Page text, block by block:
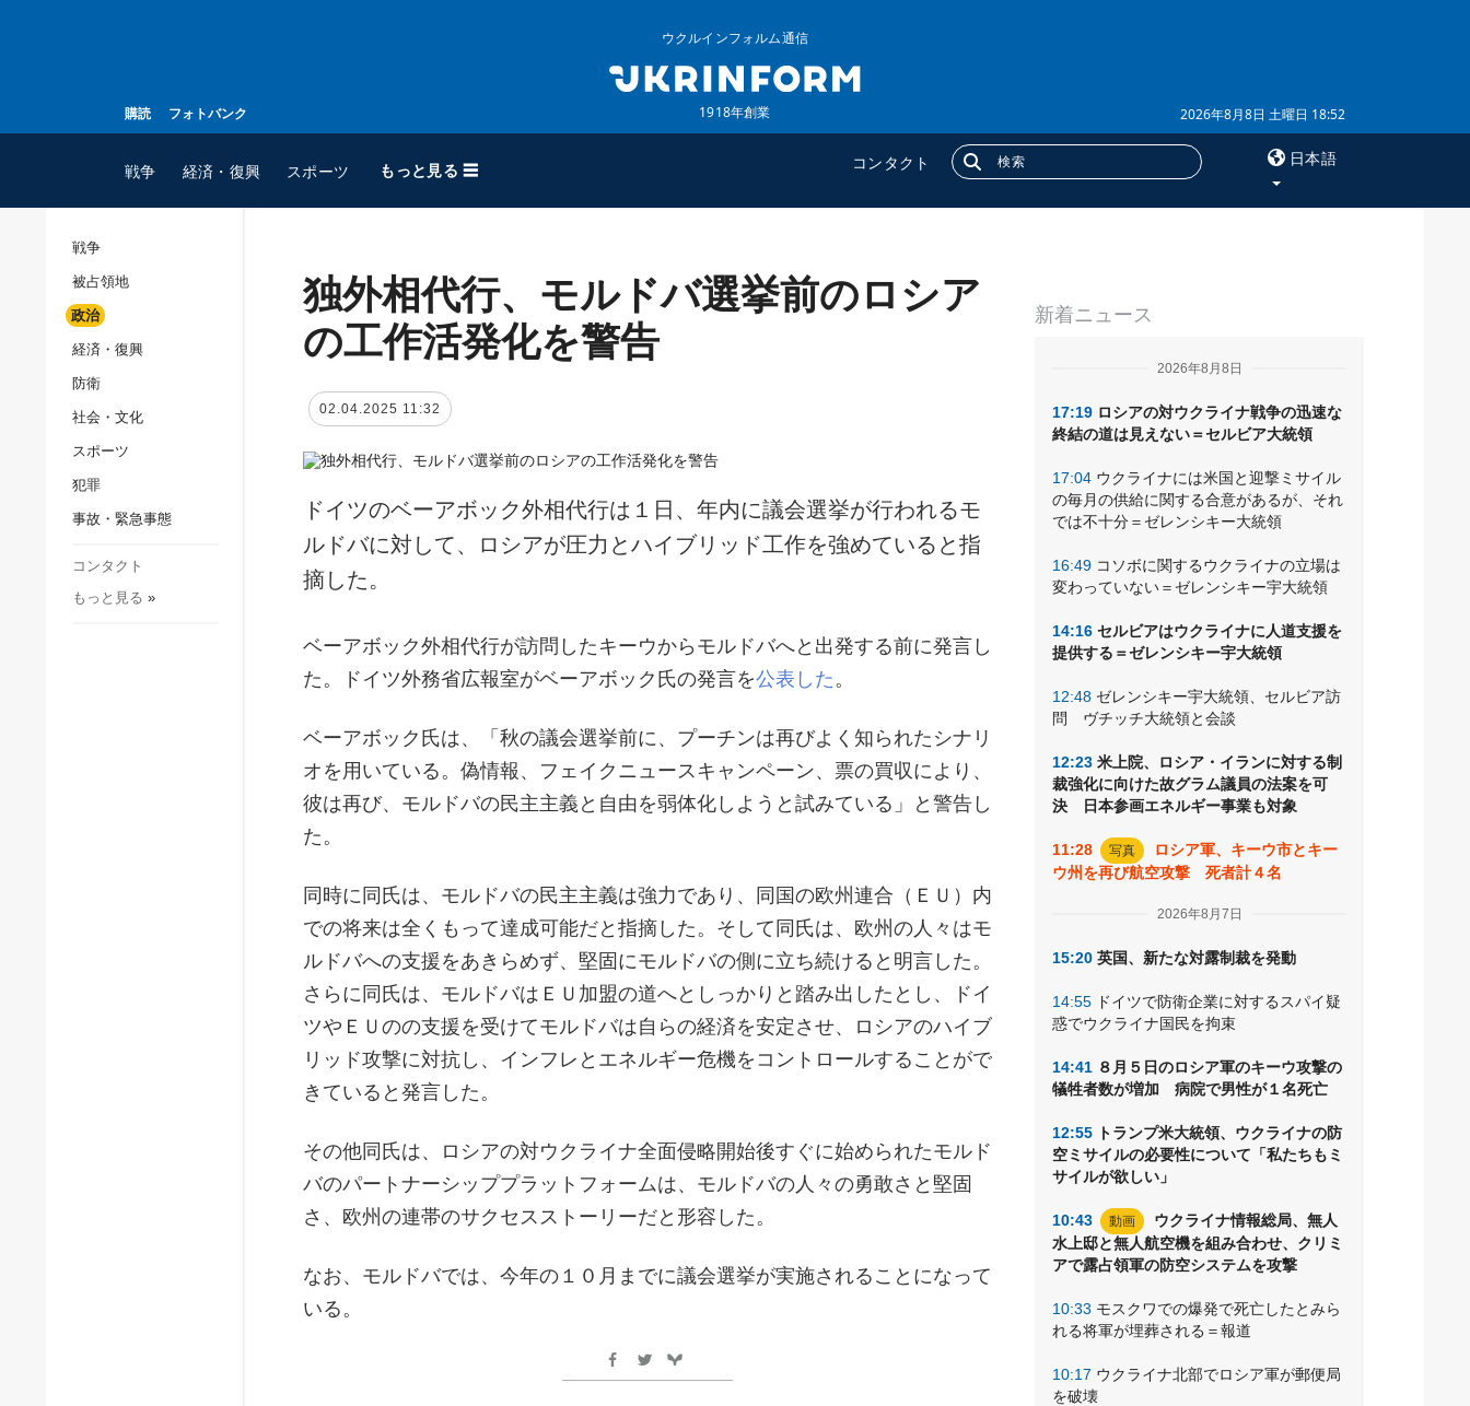
購読 フォトバンク
ウクルインフォルム通信
1918年創業 2026年8月8日 土曜日 18:52
戦争 経済・復興 スポーツ もっと見る ☰ コンタクト 日本語
スポーツ
ウクルインフォルム
ウクルインフォルムについ
て
追加
特集
購読
戦争
被占領地
政治
経済・復興
防衛
社会・文化
スポーツ
犯罪
事故・緊急事態
コンタクト
もっと見る »
新着ニュース
2026年8月8日
17:19 ロシアの対ウクライナ戦争の迅速な
終結の道は見えない＝セルビア大統領
17:04 ウクライナには米国と迎撃ミサイル
の毎月の供給に関する合意があるが、それ
では不十分＝ゼレンシキー大統領
16:49 コソボに関するウクライナの立場は
変わっていない＝ゼレンシキー宇大統領
14:16 セルビアはウクライナに人道支援を
提供する＝ゼレンシキー宇大統領
12:48 ゼレンシキー宇大統領、セルビア訪
問 ヴチッチ大統領と会談
12:23 米上院、ロシア・イランに対する制
裁強化に向けた故グラム議員の法案を可
決 日本参画エネルギー事業も対象
11:28 写真
ロシア軍、キーウ市とキー
ウ州を再び航空攻撃 死者計４名
2026年8月7日
15:20 英国、新たな対露制裁を発動
14:55 ドイツで防衛企業に対するスパイ疑
惑でウクライナ国民を拘束
14:41 ８月５日のロシア軍のキーウ攻撃の
犠牲者数が増加 病院で男性が１名死亡
12:55 トランプ米大統領、ウクライナの防
空ミサイルの必要性について「私たちもミ
サイルが欲しい」
10:43 動画
ウクライナ情報総局、無人
水上邸と無人航空機を組み合わせ、クリミ
アで露占領軍の防空システムを攻撃
10:33 モスクワでの爆発で死亡したとみら
れる将軍が埋葬される＝報道
10:17 ウクライナ北部でロシア軍が郵便局
を破壊
独外相代行、モルドバ選挙前のロシア
の工作活発化を警告
02.04.2025 11:32
ドイツのベーアボック外相代行は１日、年内に議会選挙が行われるモ
ルドバに対して、ロシアが圧力とハイブリッド工作を強めていると指
摘した。
ベーアボック外相代行が訪問したキーウからモルドバへと出発する前に発言し
た。ドイツ外務省広報室がベーアボック氏の発言を公表した 。
ベーアボック氏は、「秋の議会選挙前に、プーチンは再びよく知られたシナリ
オを用いている。偽情報、フェイクニュースキャンペーン、票の買収により、
彼は再び、モルドバの民主主義と自由を弱体化しようと試みている」と警告し
た。
同時に同氏は、モルドバの民主主義は強力であり、同国の欧州連合（ＥＵ）内
での将来は全くもって達成可能だと指摘した。そして同氏は、欧州の人々はモ
ルドバへの支援をあきらめず、堅固にモルドバの側に立ち続けると明言した。
さらに同氏は、モルドバはＥＵ加盟の道へとしっかりと踏み出したとし、ドイ
ツやＥＵのの支援を受けてモルドバは自らの経済を安定させ、ロシアのハイブ
リッド攻撃に対抗し、インフレとエネルギー危機をコントロールすることがで
きていると発言した。
その他同氏は、ロシアの対ウクライナ全面侵略開始後すぐに始められたモルド
バのパートナーシッププラットフォームは、モルドバの人々の勇敢さと堅固
さ、欧州の連帯のサクセスストーリーだと形容した。
なお、モルドバでは、今年の１０月までに議会選挙が実施されることになって
いる。